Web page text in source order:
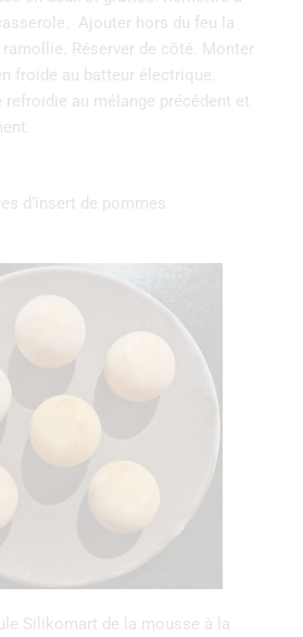
Ajouter hors du feu la
Réserver de côté. Monter
froide au batteur électrique.
refroidie au mélange précédent et
d’insert de pommes.
Silikomart de la mousse à la